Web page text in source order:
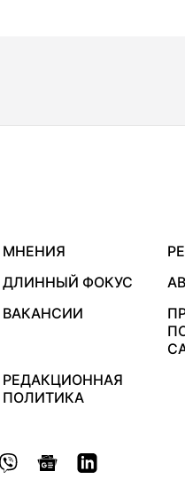
МНЕНИЯ
ДЛИННЫЙ ФОКУС
ВАКАНСИИ
РЕДАКЦИОННАЯ
ПОЛИТИКА